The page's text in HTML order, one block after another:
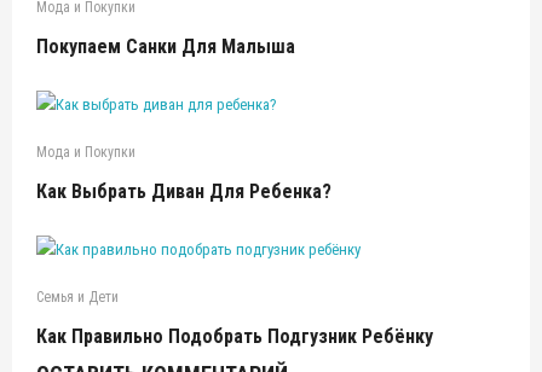
Мода и Покупки
Покупаем Санки Для Малыша
Мода и Покупки
Как Выбрать Диван Для Ребенка?
Семья и Дети
Как Правильно Подобрать Подгузник Ребёнку